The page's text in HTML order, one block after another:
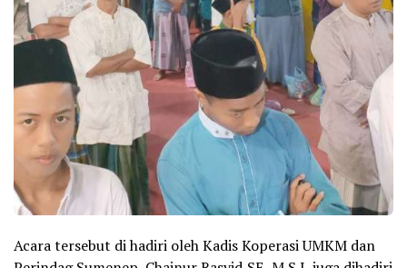
Acara tersebut di hadiri oleh Kadis Koperasi UMKM dan